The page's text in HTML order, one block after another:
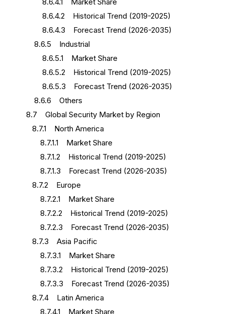
8.6.4.2 Historical Trend (2019-2025)
8.6.4.3 Forecast Trend (2026-2035)
8.6.5 Industrial
8.6.5.1 Market Share
8.6.5.2 Historical Trend (2019-2025)
8.6.5.3 Forecast Trend (2026-2035)
8.6.6 Others
8.7 Global Security Market by Region
8.7.1 North America
8.7.1.1 Market Share
8.7.1.2 Historical Trend (2019-2025)
8.7.1.3 Forecast Trend (2026-2035)
8.7.2 Europe
8.7.2.1 Market Share
8.7.2.2 Historical Trend (2019-2025)
8.7.2.3 Forecast Trend (2026-2035)
8.7.3 Asia Pacific
8.7.3.1 Market Share
8.7.3.2 Historical Trend (2019-2025)
8.7.3.3 Forecast Trend (2026-2035)
8.7.4 Latin America
8.7.4.1 Market Share